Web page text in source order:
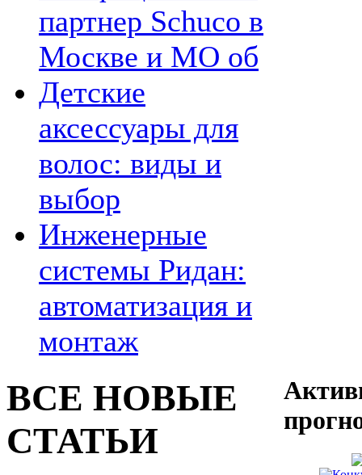
партнер Schuco в
Москве и МО об
Детские
аксессуары для
волос: виды и
выбор
Инженерные
системы Ридан:
автоматизация и
монтаж
ВСЕ НОВЫЕ
СТАТЬИ